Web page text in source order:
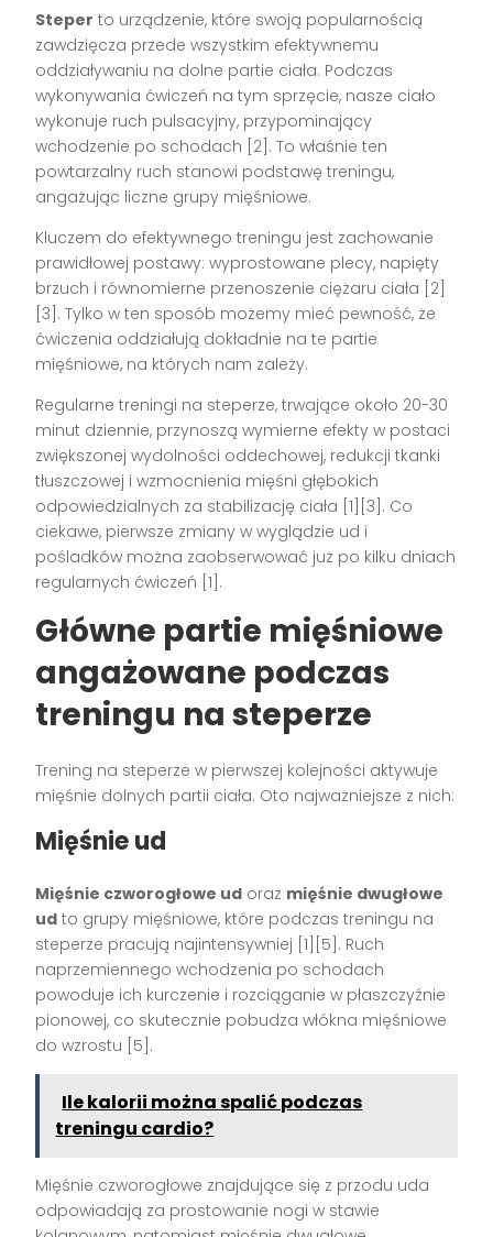
Steper to urządzenie, które swoją popularnością
zawdzięcza przede wszystkim efektywnemu
oddziaływaniu na dolne partie ciała. Podczas
wykonywania ćwiczeń na tym sprzęcie, nasze ciało
wykonuje ruch pulsacyjny, przypominający
wchodzenie po schodach [2]. To właśnie ten
powtarzalny ruch stanowi podstawę treningu,
angażując liczne grupy mięśniowe.
Kluczem do efektywnego treningu jest zachowanie
prawidłowej postawy: wyprostowane plecy, napięty
brzuch i równomierne przenoszenie ciężaru ciała [2]
[3]. Tylko w ten sposób możemy mieć pewność, że
ćwiczenia oddziałują dokładnie na te partie
mięśniowe, na których nam zależy.
Regularne treningi na steperze, trwające około 20-30
minut dziennie, przynoszą wymierne efekty w postaci
zwiększonej wydolności oddechowej, redukcji tkanki
tłuszczowej i wzmocnienia mięśni głębokich
odpowiedzialnych za stabilizację ciała [1][3]. Co
ciekawe, pierwsze zmiany w wyglądzie ud i
pośladków można zaobserwować już po kilku dniach
regularnych ćwiczeń [1].
Główne partie mięśniowe
angażowane podczas
treningu na steperze
Trening na steperze w pierwszej kolejności aktywuje
mięśnie dolnych partii ciała. Oto najważniejsze z nich:
Mięśnie ud
Mięśnie czworogłowe ud oraz mięśnie dwugłowe
ud to grupy mięśniowe, które podczas treningu na
steperze pracują najintensywniej [1][5]. Ruch
naprzemiennego wchodzenia po schodach
powoduje ich kurczenie i rozciąganie w płaszczyźnie
pionowej, co skutecznie pobudza włókna mięśniowe
do wzrostu [5].
Ile kalorii można spalić podczas
treningu cardio?
Mięśnie czworogłowe znajdujące się z przodu uda
odpowiadają za prostowanie nogi w stawie